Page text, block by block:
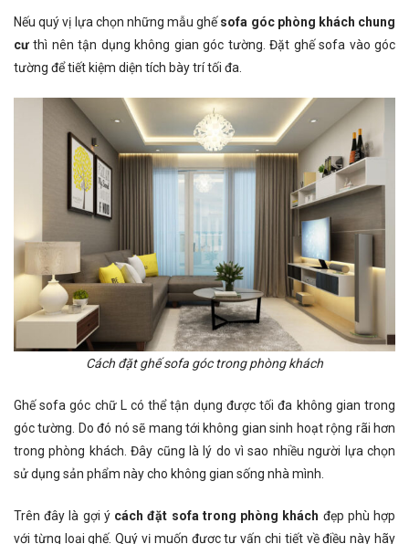
Nếu quý vị lựa chọn những mẫu ghếsofa góc phòng khách chung
cư thì nên tận dụng không gian góc tường. Đặt ghế sofa vào góc
tường để tiết kiệm diện tích bày trí tối đa.
Cách đặt ghế sofa góc trong phòng khách
Ghế sofa góc chữ L có thể tận dụng được tối đa không gian trong
góc tường. Do đó nó sẽ mang tới không gian sinh hoạt rộng rãi hơn
trong phòng khách. Đây cũng là lý do vì sao nhiều người lựa chọn
sử dụng sản phẩm này cho không gian sống nhà mình.
Trên đây là gợi ý cách đặt sofa trong phòng khách đẹp phù hợp
với từng loại ghế. Quý vị muốn được tư vấn chi tiết về điều này hãy